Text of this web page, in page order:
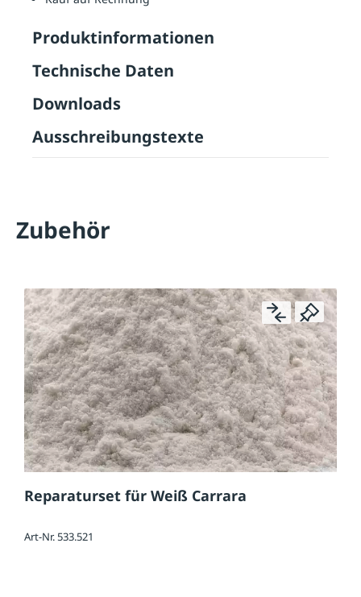
Produktinformationen
Technische Daten
Downloads
Ausschreibungstexte
Zubehör
Reparaturset für Weiß Carrara
Art-Nr. 533.521